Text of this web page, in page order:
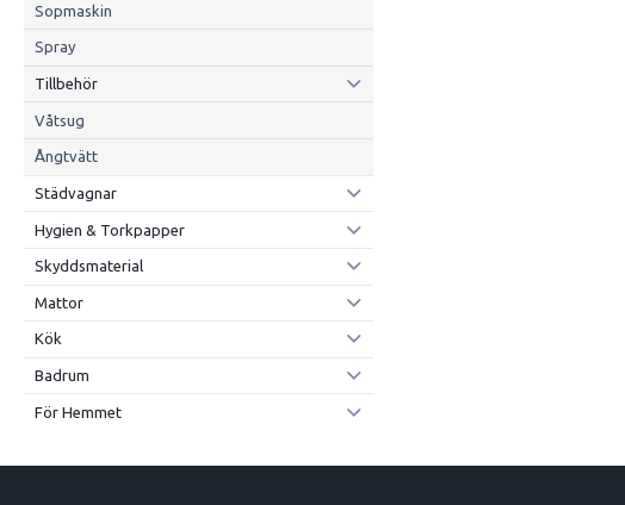
Sopmaskin
Spray
Tillbehör
Våtsug
Ångtvätt
Städvagnar
Hygien & Torkpapper
Skyddsmaterial
Mattor
Kök
Badrum
För Hemmet